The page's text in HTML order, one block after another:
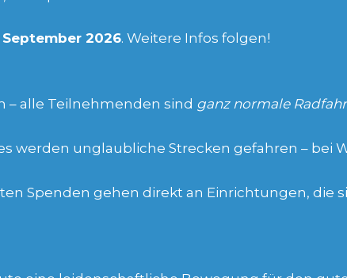
September 2026. Weitere Infos folgen!
– alle Teilnehmenden sind ganz normale
werden unglaubliche Strecken gefahren – bei
Spenden gehen direkt an Einrichtungen, die